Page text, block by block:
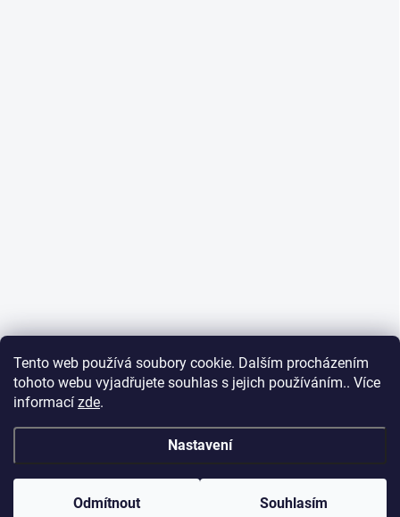
Tento web používá soubory cookie. Dalším procházením
tohoto webu vyjadřujete souhlas s jejich používáním.. Více
informací zde.
Nastavení
Odmítnout Souhlasím